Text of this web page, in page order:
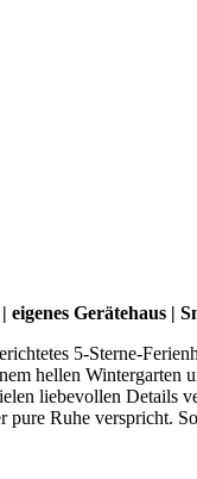
Gerätehaus |
5-Sterne-
hellen Wintergarten
liebevollen Details
Ruhe verspricht.